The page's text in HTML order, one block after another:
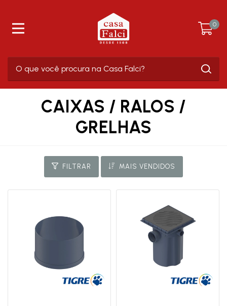
0
CAIXAS / RALOS /
GRELHAS
FILTRAR MAIS VENDIDOS